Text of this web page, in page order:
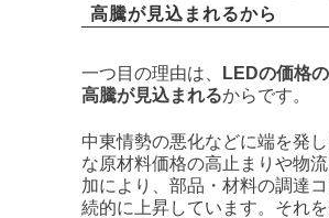
高騰が見込まれるから
一つ目の理由は、
LEDの価格
高騰が見込まれるからです。
中東情勢の悪化などに端を発
な原材料価格の高止まりや物
加により、部品・材料の調達
続的に上昇しています。それを